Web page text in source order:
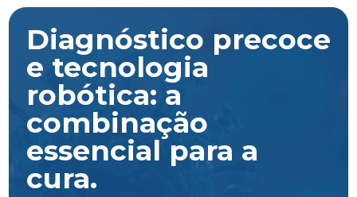
Diagnóstico precoce
e tecnologia
robótica: a
combinação
essencial para a
cura.